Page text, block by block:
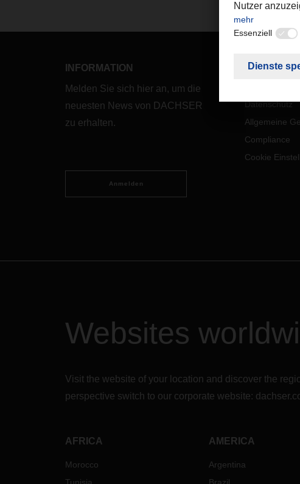
INFORMATION
Melden Sie sich hier an, um die
neuesten News von DACHSER
zu erhalten.
Anmelden
LEGAL
Datenschutz
Allgemeine
Compliance
Cookie
Websites
Visit the website of your location and discover the
perspective switch to our corporate website:
AFRICA
Morocco
AMERICA
Argentina